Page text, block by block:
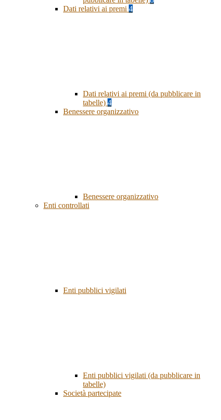
Dati relativi ai premi 4
Dati relativi ai premi (da pubblicare in
tabelle) 4
Benessere organizzativo
Benessere organizzativo
Enti controllati
Enti pubblici vigilati
Enti pubblici vigilati (da pubblicare in
tabelle)
Società partecipate